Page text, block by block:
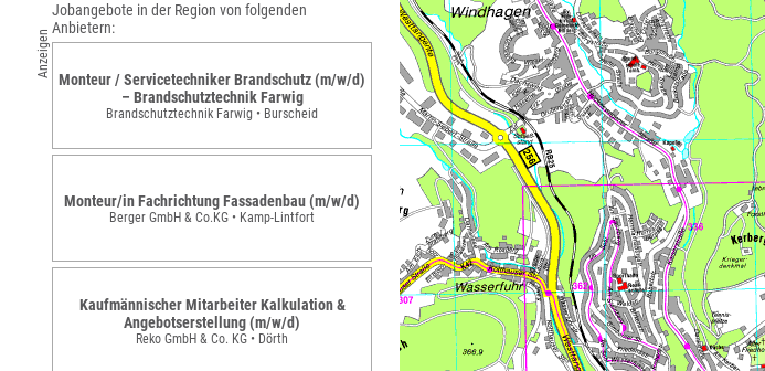
Anzeigen
Jobangebote in der Region von folgenden
Anbietern:
Monteur / Servicetechniker Brandschutz (m/w/d)
– Brandschutztechnik Farwig
Brandschutztechnik Farwig • Burscheid
Monteur/in Fachrichtung Fassadenbau (m/w/d)
Berger GmbH & Co.KG • Kamp-Lintfort
Kaufmännischer Mitarbeiter Kalkulation &
Angebotserstellung (m/w/d)
Reko GmbH & Co. KG • Dörth